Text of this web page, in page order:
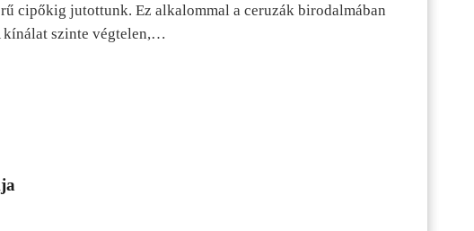
cipőkig jutottunk. Ez alkalommal a ceruzák birodalmában
kínálat szinte végtelen,…